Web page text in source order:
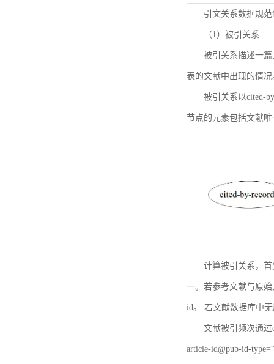
引文关系数据规
（1）被引关系
被引关系描述一
表的文献中出现的情况
被引关系以cited-
节点的元素包括文献
计算被引关系，
一。若参考文献与原
id。 若文献数据库中
文献被引频次通
article-id@pub-id-